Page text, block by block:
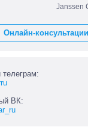
Janssen
Онлайн-консультации
ВК: